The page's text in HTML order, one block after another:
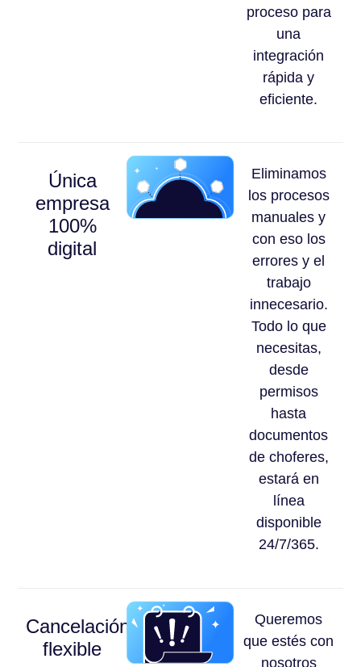
proceso para
una
integración
rápida y
eficiente.
Única
empresa
100%
digital
Eliminamos
los procesos
manuales y
con eso los
errores y el
trabajo
innecesario.
Todo lo que
necesitas,
desde
permisos
hasta
documentos
de choferes,
estará en
línea
disponible
24/7/365.
Cancelación
flexible
Queremos
que estés con
nosotros